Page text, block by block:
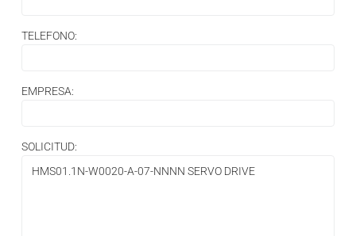
TELEFONO:
EMPRESA:
SOLICITUD: